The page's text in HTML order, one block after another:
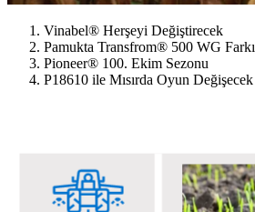
Vinabel® Herşeyi Değiştirecek
Pamukta Transfrom® 500 WG Farkı
Pioneer® 100. Ekim Sezonu
P18610 ile Mısırda Oyun Değişecek